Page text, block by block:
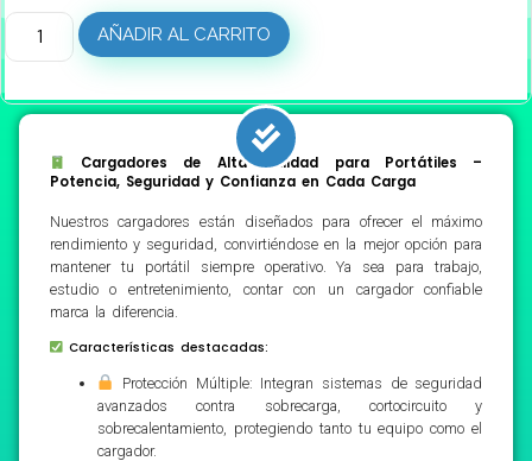
AÑADIR AL CARRITO
Cargadores de Alta Calidad para Portátiles –
Potencia, Seguridad y Confianza en Cada Carga
Nuestros cargadores están diseñados para ofrecer el máximo
rendimiento y seguridad, convirtiéndose en la mejor opción para
mantener tu portátil siempre operativo. Ya sea para trabajo,
estudio o entretenimiento, contar con un cargador confiable
marca la diferencia.
Características destacadas:
Protección Múltiple: Integran sistemas de seguridad
avanzados contra sobrecarga, cortocircuito y
sobrecalentamiento, protegiendo tanto tu equipo como el
cargador.